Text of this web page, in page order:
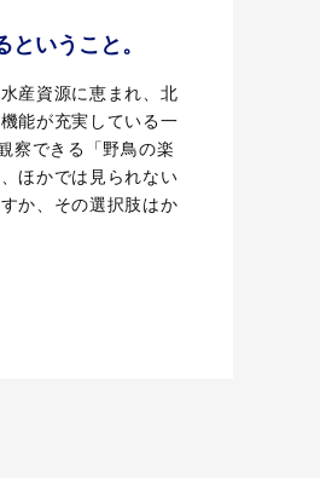
いうこと。
産資源に恵まれ、北
能が充実している一
察できる「野鳥の楽
ほかでは見られない
か、その選択肢はか